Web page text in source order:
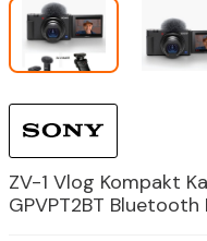
ZV-1 Vlog Kompakt
GPVPT2BT Bluetooth